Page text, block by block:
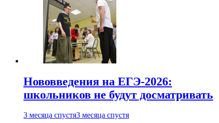
Нововведения на ЕГЭ-2026:
школьников не будут досматривать
3 месяца спустя3 месяца спустя